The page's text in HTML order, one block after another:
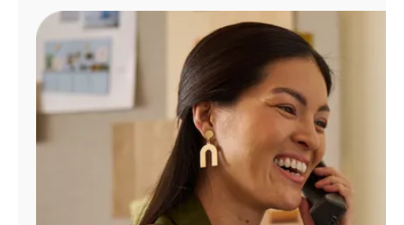
Administrar
cuenta
Encuentra
tienda